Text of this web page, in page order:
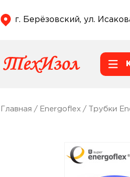
г. Берёзовский, ул.
Главная / Energoflex / Трубки